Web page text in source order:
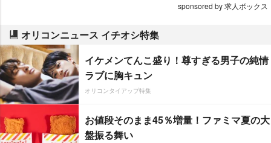
sponsored by 求人ボックス
オリコンニュース イチオシ特集
イケメンてんこ盛り！尊すぎる男子の純情
ラブに胸キュン
オリコンタイアップ特集
お値段そのまま45％増量！ファミマ夏の大
盤振る舞い